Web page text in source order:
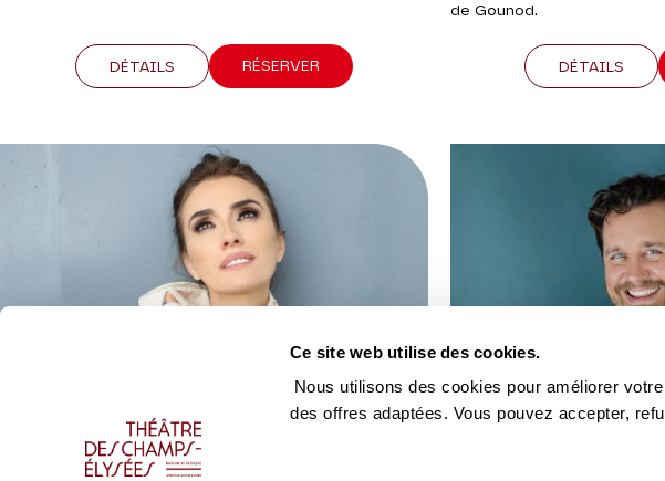
Ce site web utilise des cookies.
Nous utilisons des cookies pour améliorer
des offres adaptées. Vous pouvez accepter,
DÉTAILS RÉSERVER
de Gounod.
DÉTAILS